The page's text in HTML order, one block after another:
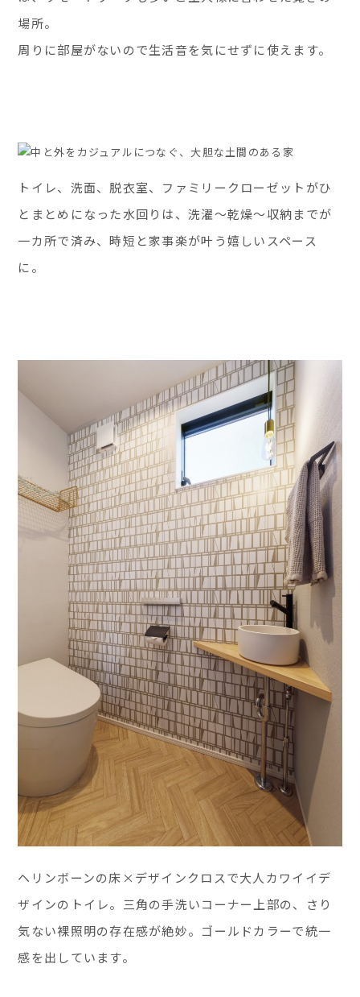
場所。
周りに部屋がないので生活音を気にせずに使えます。
トイレ、洗面、脱衣室、ファミリークローゼットがひ
とまとめになった水回りは、洗濯～乾燥～収納までが
一カ所で済み、時短と家事楽が叶う嬉しいスペース
に。
ヘリンボーンの床×デザインクロスで大人カワイイデ
ザインのトイレ。三角の手洗いコーナー上部の、さり
気ない裸照明の存在感が絶妙。ゴールドカラーで統一
感を出しています。